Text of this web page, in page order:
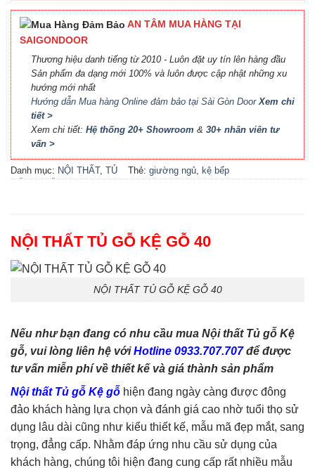
AN TÂM MUA HÀNG TẠI
SAIGONDOOR
Thương hiệu danh tiếng từ 2010 - Luôn đặt uy tín lên hàng đầu
Sản phẩm đa dạng mới 100% và luôn được cập nhật những xu
hướng mới nhất
Hướng dẫn Mua hàng Online đảm bảo tại Sài Gòn DoorXem chi
tiết >
Xem chi tiết: Hệ thống 20+ Showroom & 30+ nhân viên tư
vấn >
Danh mục: NỘI THẤT, TỦ
Thẻ:giường ngủ, kệ bếp
bếp,tủ bếp đẹp ,tủ gỗ
tivi
NỘI THẤT TỦ GỖ KỆ GỖ 40
NỘI THẤT TỦ GỖ KỆ GỖ 40
Nếu như bạn đang có nhu cầu mua Nội thất Tủ gỗ Kệ
gỗ, vui lòng liên hệ vớiHotline 0933.707.707để được
tư vấn miễn phí về thiết kế và giá thành sản phẩm
Nội thất Tủ gỗ Kệ gỗ hiện đang ngày càng được đông
đảo khách hàng lựa chọn và đánh giá cao nhờ tuổi thọ sử
dụng lâu dài cũng như kiểu thiết kế, mẫu mã đẹp mắt, sang
trọng, đẳng cấp. Nhằm đáp ứng nhu cầu sử dụng của
khách hàng, chúng tôi hiện đang cung cấp rất nhiều mẫu